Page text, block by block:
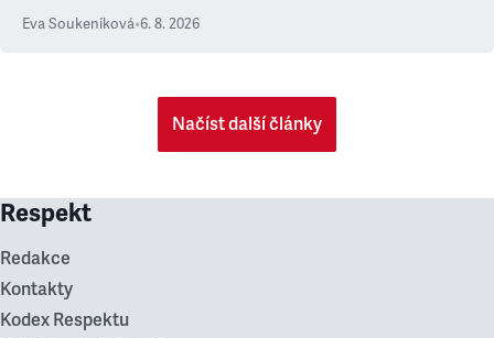
Eva Soukeníková•6. 8. 2026
Načíst další články
Respekt
Redakce
Kontakty
Kodex Respektu